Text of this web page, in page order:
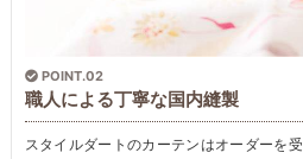
POINT.02
職人による丁寧な国内縫製
スタイルダートのカーテンはオーダーを